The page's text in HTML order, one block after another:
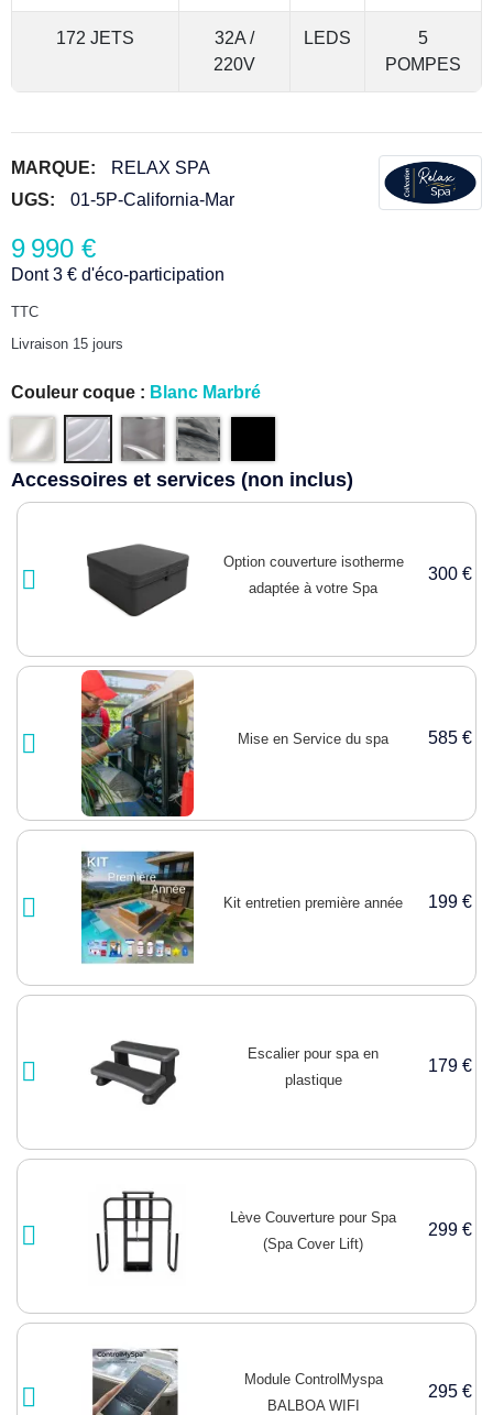
172 JETS
32A /
220V
LEDS
5
POMPES
MARQUE:
RELAX SPA
UGS:
01-5P-California-Mar
9 990 €
Dont 3 € d'éco-participation
TTC
Livraison 15 jours
Couleur coque : Blanc Marbré
Accessoires et services (non inclus)
Option couverture isotherme
adaptée à votre Spa
300 €
Mise en Service du spa 585 €
Kit entretien première année 199 €
Escalier pour spa en
plastique
179 €
Lève Couverture pour Spa
(Spa Cover Lift)
299 €
Module ControlMyspa
BALBOA WIFI
295 €